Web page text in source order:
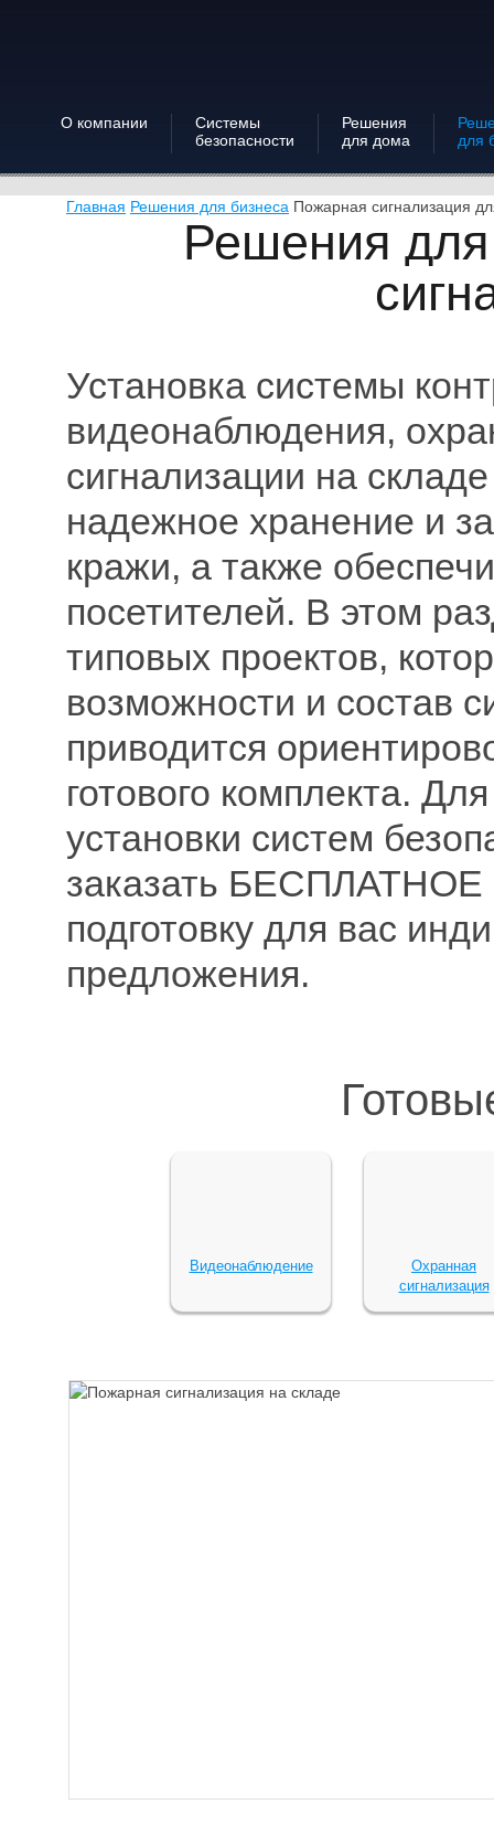
О компании
Системы
безопасности
Решения
для дома
для
Главная Решения для бизнеса Пожарная сигнализация
Решения
Установка системы
видеонаблюдения,
сигнализации на
надежное хранение и
кражи, а также
посетителей. В этом
типовых проектов,
возможности и состав
приводится
готового комплекта.
установки систем
заказать БЕСПЛАТНОЕ
подготовку для вас
предложения.
Видеонаблюдение
Охранная
сигнализация